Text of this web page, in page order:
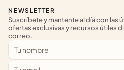
NEWSLETTER
Suscríbete y mantente al día con las
ofertas exclusivas y recursos útiles
correo.